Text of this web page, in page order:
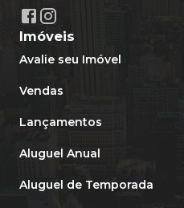
Imóveis
Avalie seu Imóvel
Vendas
Lançamentos
Aluguel Anual
Aluguel de Temporada